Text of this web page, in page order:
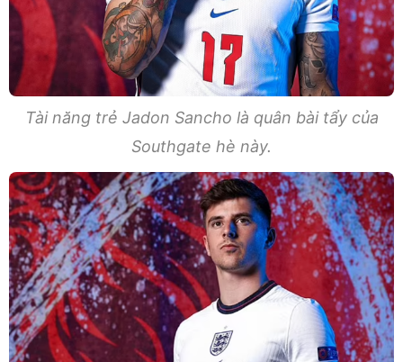
Tài năng trẻ Jadon Sancho là quân bài tẩy của
Southgate hè này.